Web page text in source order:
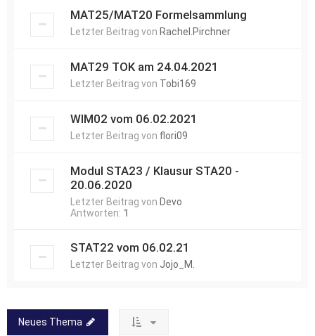
MAT25/MAT20 Formelsammlung
Letzter Beitrag von Rachel.Pirchner
MAT29 TOK am 24.04.2021
Letzter Beitrag von Tobi169
WIM02 vom 06.02.2021
Letzter Beitrag von flori09
Modul STA23 / Klausur STA20 -
20.06.2020
Letzter Beitrag von Devo
Antworten: 1
STAT22 vom 06.02.21
Letzter Beitrag von Jojo_M.
Neues Thema